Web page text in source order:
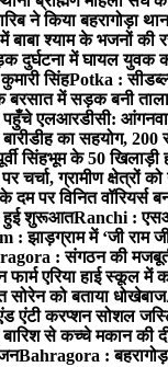
ने किया बहरागोड़ा
बाबा श्याम के भजनों की
दुर्घटना में घायल युवक
सिंहPotka :
में सड़क बनी
पहुँचे एलआरडीसी:
बारीडीह का सहयोग,
सिंहभूम के 50 खिलाड़ी
चर्चा, ग्रामीण क्षेत्रों
पर विनित वॉरियर्स
हुई शुरूआतRanchi :
: झाड़ग्राम में ‘जी राम
: संगठन की
एरिया हाई स्कूल
को बताया धोखेबाज
एंटी करप्शन सोशल
से कच्चे मकान की
Bahragora :